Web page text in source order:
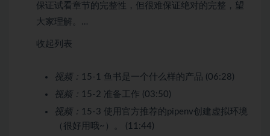
保证试看章节的完整性，但很难保证绝对的完整，望
大家理解。…
收起列表
视频： 15-1 鱼书是一个什么样的产品 (06:28)
视频： 15-2 准备工作 (03:50)
视频： 15-3 使用官方推荐的pipenv创建虚拟环境
（很好用哦~）。 (11:44)